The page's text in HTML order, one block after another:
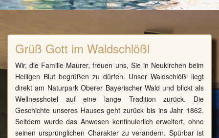
Grüß Gott im Waldschlößl
Wir, die Familie Maurer, freuen uns, Sie in Neukirchen beim
Heiligen Blut begrüßen zu dürfen. Unser Waldschlößl liegt
direkt am Naturpark Oberer Bayerischer Wald und blickt als
Wellnesshotel auf eine lange Tradition zurück. Die
Geschichte unseres Hauses geht zurück bis ins Jahr 1862.
Seitdem wurde das Anwesen kontinuierlich erweitert, ohne
seinen ursprünglichen Charakter zu verändern. Spürbar ist